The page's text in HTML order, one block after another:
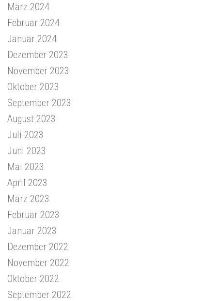
März 2024
Februar 2024
Januar 2024
Dezember 2023
November 2023
Oktober 2023
September 2023
August 2023
Juli 2023
Juni 2023
Mai 2023
April 2023
März 2023
Februar 2023
Januar 2023
Dezember 2022
November 2022
Oktober 2022
September 2022